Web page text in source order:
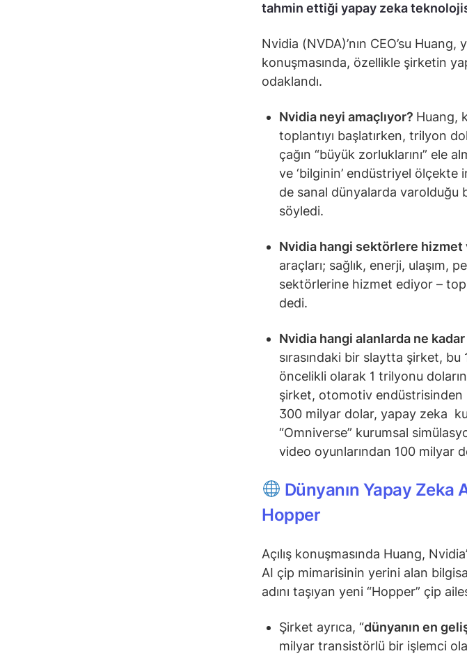
tahmin ettiği yapay zeka teknolojisi
Nvidia (NVDA)’nın CEO’su Huang,
konuşmasında, özellikle şirketin
odaklandı.
Nvidia neyi amaçlıyor? Huang,
toplantıyı başlatırken, trilyon
çağın “büyük zorluklarını” ele
ve ‘bilginin’ endüstriyel
de sanal dünyalarda varolduğu
söyledi.
Nvidia hangi sektörlere hizmet
araçları; sağlık, enerji, ulaşım,
sektörlerine hizmet ediyor –
dedi.
Nvidia hangi alanlarda ne
sırasındaki bir slaytta şirket,
öncelikli olarak 1 trilyonu
şirket, otomotiv
300 milyar dolar, yapay zeka
“Omniverse” kurumsal
video oyunlarından 100 milyar
Dünyanın Yapay Zeka
Hopper
Açılış konuşmasında Huang,
AI çip mimarisinin yerini alan
adını taşıyan yeni “Hopper” çip
Şirket ayrıca, “dünyanın en
milyar transistörlü bir işlemci